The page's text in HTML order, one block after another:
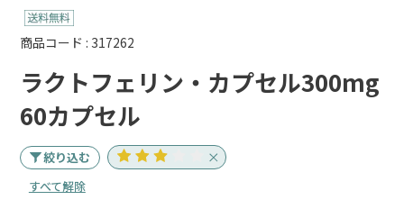
商品コード : 317262
ラクトフェリン・カプセル300mg
60カプセル
絞り込む
すべて解除